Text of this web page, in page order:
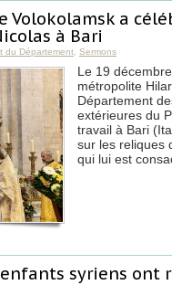
Volokolamsk a
à Bari
du Département Sermons
Le 19
métropolite
Département
extérieures du
travail à Bari
sur les reliques
qui lui est
syriens ont